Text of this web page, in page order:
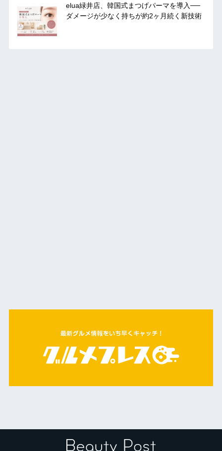
elua緑井店、韓国式まつげパーマを導入──
ダメージが少なく持ちが約2ヶ月続く新技術